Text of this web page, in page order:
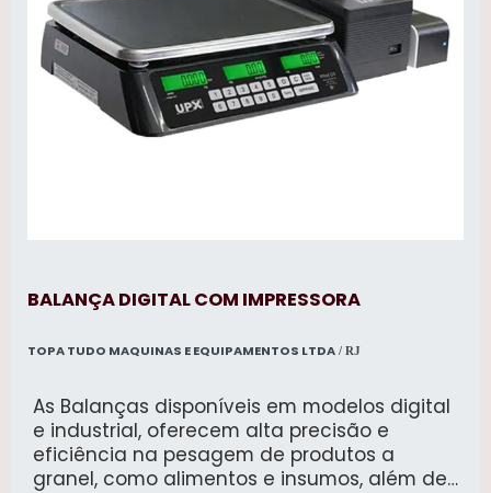
BALANÇA DIGITAL COM IMPRESSORA
TOPA TUDO MAQUINAS E EQUIPAMENTOS LTDA / RJ
As Balanças disponíveis em modelos digital
e industrial, oferecem alta precisão e
eficiência na pesagem de produtos a
granel, como alimentos e insumos, além de